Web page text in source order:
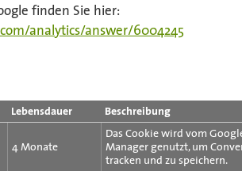
finden Sie hier:
analytics/answer/6004245
Lebensdauer Beschreibung
4 Monate
Das Cookie wird vom
Manager genutzt, um
tracken und zu speichern.